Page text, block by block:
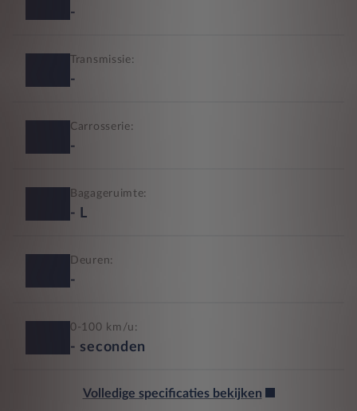
-
Transmissie:
-
Carrosserie:
-
Bagageruimte:
- L
Deuren:
-
0-100 km/u:
- seconden
Volledige specificaties bekijken